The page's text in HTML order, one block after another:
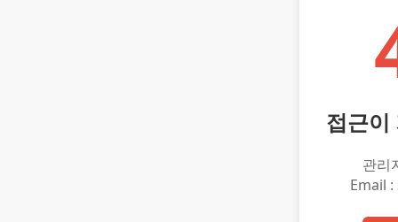
접근이
관리
Email